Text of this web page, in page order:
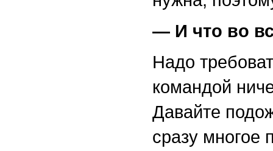
— И что во
Надо
командой
Давайте
сразу многое